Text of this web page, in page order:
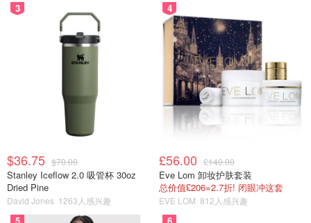
3
$36.75 $70.00
Stanley Iceflow 2.0 吸管杯 30oz
Dried Pine
David Jones 1263人感兴趣
4
£56.00 £140.00
Eve Lom 卸妆护肤套装
总价值£206=2.7折! 闭眼冲这套
EVE LOM 812人感兴趣
5 6